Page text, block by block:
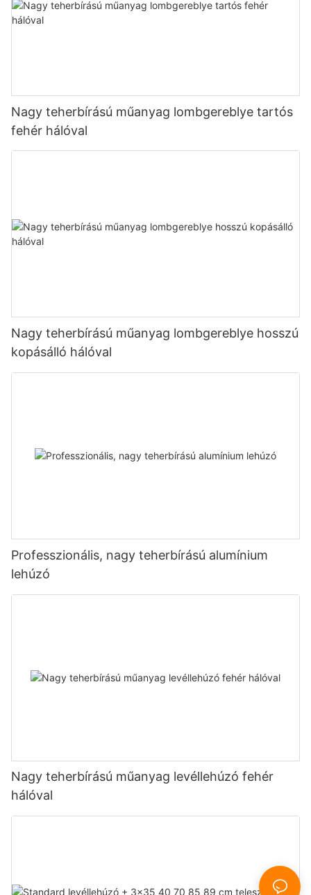
Nagy teherbírású műanyag lombgereblye tartós
fehér hálóval
Nagy teherbírású műanyag lombgereblye hosszú
kopásálló hálóval
Professzionális, nagy teherbírású alumínium
lehúzó
Nagy teherbírású műanyag levéllehúzó fehér
hálóval